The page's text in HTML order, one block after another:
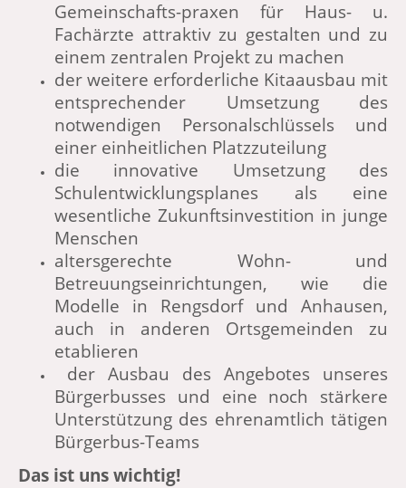
Gemeinschafts-praxen für Haus- u.
Fachärzte attraktiv zu gestalten und zu
einem zentralen Projekt zu machen
der weitere erforderliche Kitaausbau mit
entsprechender Umsetzung des
notwendigen Personalschlüssels und
einer einheitlichen Platzzuteilung
die innovative Umsetzung des
Schulentwicklungsplanes als eine
wesentliche Zukunftsinvestition in junge
Menschen
altersgerechte Wohn- und
Betreuungseinrichtungen, wie die
Modelle in Rengsdorf und Anhausen,
auch in anderen Ortsgemeinden zu
etablieren
der Ausbau des Angebotes unseres
Bürgerbusses und eine noch stärkere
Unterstützung des ehrenamtlich tätigen
Bürgerbus-Teams
Das ist uns wichtig!